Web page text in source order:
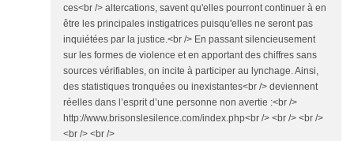
ces<br /> altercations, savent qu'elles pourront continuer à en
être les principales instigatrices puisqu'elles ne seront pas
inquiétées par la justice.<br /> En passant silencieusement
sur les formes de violence et en apportant des chiffres sans
sources vérifiables, on incite à participer au lynchage. Ainsi,
des statistiques tronquées ou inexistantes<br /> deviennent
réelles dans l’esprit d’une personne non avertie :<br />
http://www.brisonslesilence.com/index.php<br /> <br /> <br />
<br /> <br />